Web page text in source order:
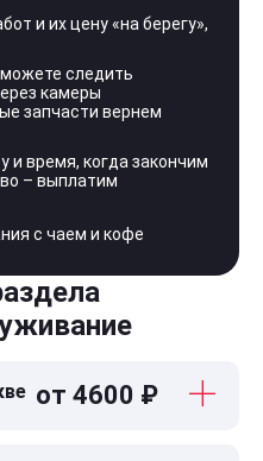
и их цену «на берегу»,
следить
камеры
запчасти вернем
и время, когда закончим
– выплатим
с чаем и кофе
от 4600 ₽